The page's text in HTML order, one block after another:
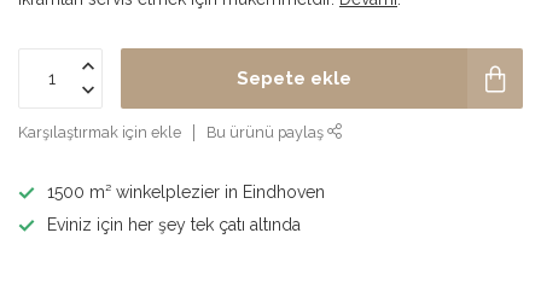
Sepete ekle
Karşılaştırmak için ekle Bu ürünü paylaş
1500 m² winkelplezier in Eindhoven
Eviniz için her şey tek çatı altında